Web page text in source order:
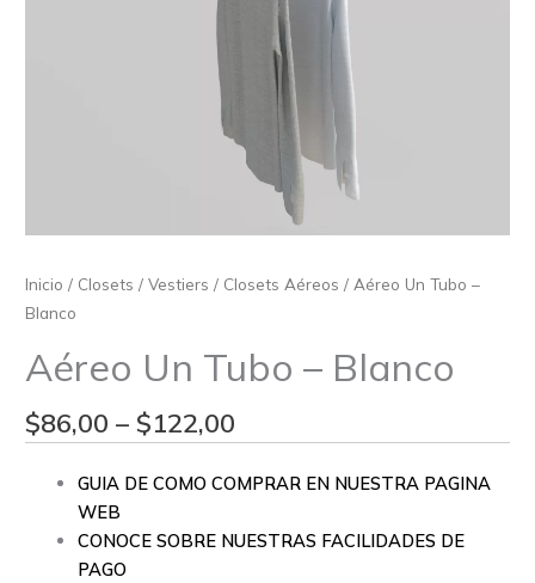
Inicio / Closets / Vestiers / Closets Aéreos / Aéreo Un Tubo –
Blanco
Aéreo Un Tubo – Blanco
$86,00 – $122,00
GUIA DE COMO COMPRAR EN NUESTRA PAGINA
WEB
CONOCE SOBRE NUESTRAS FACILIDADES DE
PAGO